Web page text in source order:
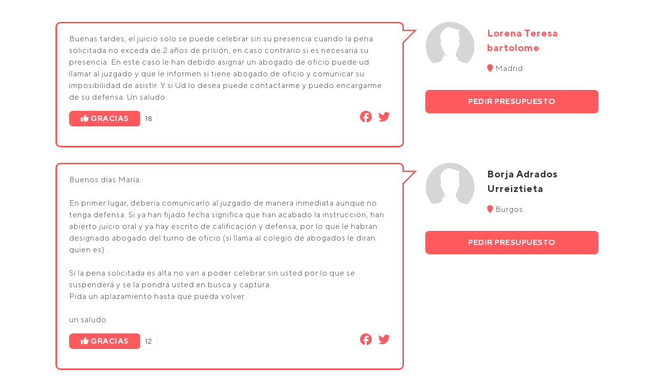
Buenas tardes, el juicio solo se puede celebrar sin su presencia cuando la pena
solicitada no exceda de 2 años de prisión, en caso contrario si es necesaria su
presencia. En este caso le han debido asignar un abogado de oficio puede ud
llamar al juzgado y que le informen si tiene abogado de oficio y comunicar su
imposibilidad de asistir. Y si Ud lo desea puede contactarme y puedo encargarme
de su defensa. Un saludo
GRACIAS 18
Lorena Teresa
bartolome
Madrid
PEDIR PRESUPUESTO
Buenos días María.
En primer lugar, debería comunicarlo al juzgado de manera inmediata aunque no
tenga defensa. Si ya han fijado fecha significa que han acabado la instrucción, han
abierto juicio oral y ya hay escrito de calificación y defensa, por lo que le habran
designado abogado del turno de oficio (si llama al colegio de abogados le diran
quien es) .
Si la pena solicitada es alta no van a poder celebrar sin usted por lo que se
suspenderá y se la pondrá usted en busca y captura.
Pida un aplazamiento hasta que pueda volver.
un saludo
GRACIAS 12
Borja Adrados
Urreiztieta
Burgos
PEDIR PRESUPUESTO